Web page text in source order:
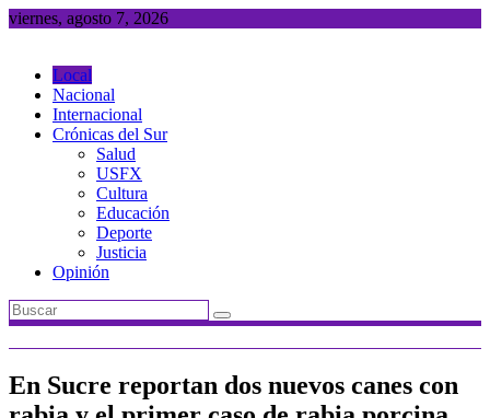
Saltar
viernes, agosto 7, 2026
Local
Nacional
Internacional
Crónicas del Sur
Salud
USFX
Cultura
Educación
Deporte
Justicia
Opinión
En Sucre reportan dos nuevos canes con